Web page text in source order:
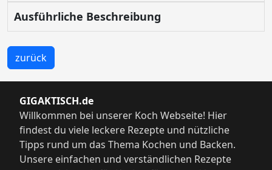
Ausführliche Beschreibung
zurück
GIGAKTISCH.de
Willkommen bei unserer Koch Webseite! Hier
findest du viele leckere Rezepte und nützliche
Tipps rund um das Thema Kochen und Backen.
Unsere einfachen und verständlichen Rezepte